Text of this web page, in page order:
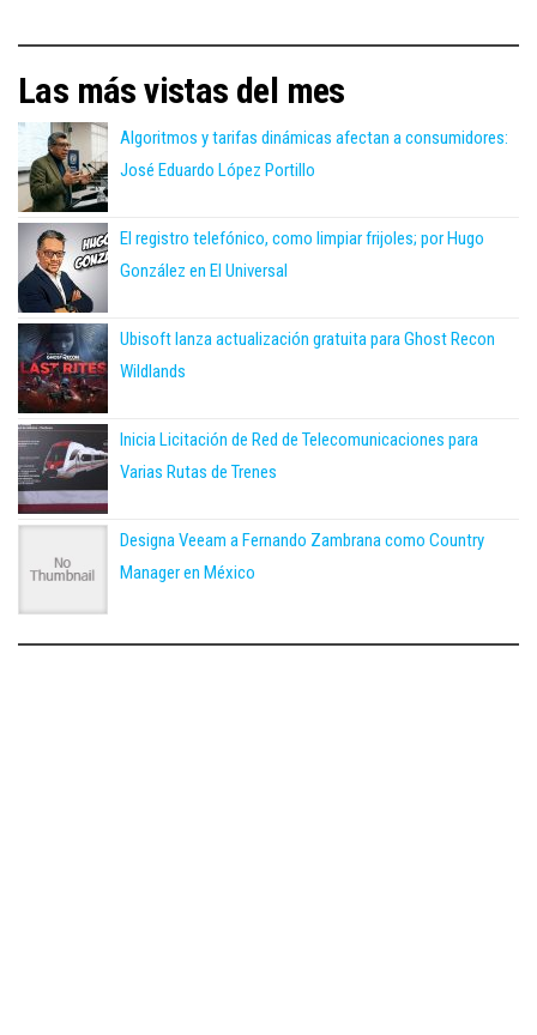
Las más vistas del mes
Algoritmos y tarifas dinámicas afectan a consumidores:
José Eduardo López Portillo
El registro telefónico, como limpiar frijoles; por Hugo
González en El Universal
Ubisoft lanza actualización gratuita para Ghost Recon
Wildlands
Inicia Licitación de Red de Telecomunicaciones para
Varias Rutas de Trenes
Designa Veeam a Fernando Zambrana como Country
Manager en México